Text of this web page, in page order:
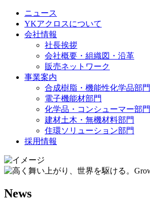
ニュース
YKアクロスについて
会社情報
社長挨拶
会社概要・組織図・沿革
販売ネットワーク
事業案内
合成樹脂・機能性化学品部門
電子機能材部門
化学品・コンシューマー部門
建材土木・無機材料部門
住環ソリューション部門
採用情報
News